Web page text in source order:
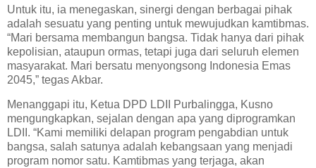
Untuk itu, ia menegaskan, sinergi dengan berbagai pihak
adalah sesuatu yang penting untuk mewujudkan kamtibmas.
“Mari bersama membangun bangsa. Tidak hanya dari pihak
kepolisian, ataupun ormas, tetapi juga dari seluruh elemen
masyarakat. Mari bersatu menyongsong Indonesia Emas
2045,” tegas Akbar.
Menanggapi itu, Ketua DPD LDII Purbalingga, Kusno
mengungkapkan, sejalan dengan apa yang diprogramkan
LDII. “Kami memiliki delapan program pengabdian untuk
bangsa, salah satunya adalah kebangsaan yang menjadi
program nomor satu. Kamtibmas yang terjaga, akan